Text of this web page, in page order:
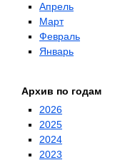
Апрель
Март
Февраль
Январь
Архив по годам
2026
2025
2024
2023